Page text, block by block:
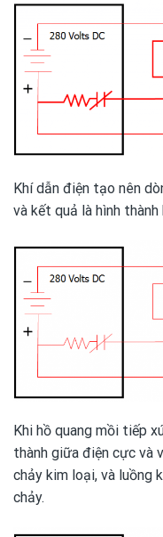
Khí dẫn điện tạo nên
và kết quả là hình
Khi hồ quang mồi tiếp
thành giữa điện cực và
chảy kim loại, và luồng
chảy.